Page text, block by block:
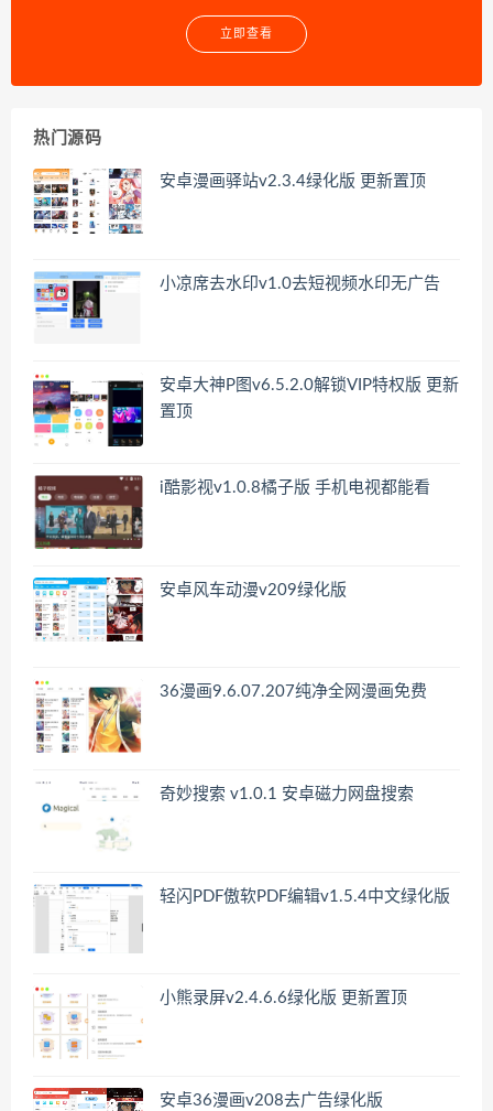
立即查看
热门源码
安卓漫画驿站v2.3.4绿化版 更新置顶
小凉席去水印v1.0去短视频水印无广告
安卓大神P图v6.5.2.0解锁VIP特权版 更新
置顶
i酷影视v1.0.8橘子版 手机电视都能看
安卓风车动漫v209绿化版
36漫画9.6.07.207纯净全网漫画免费
奇妙搜索 v1.0.1 安卓磁力网盘搜索
轻闪PDF傲软PDF编辑v1.5.4中文绿化版
小熊录屏v2.4.6.6绿化版 更新置顶
安卓36漫画v208去广告绿化版